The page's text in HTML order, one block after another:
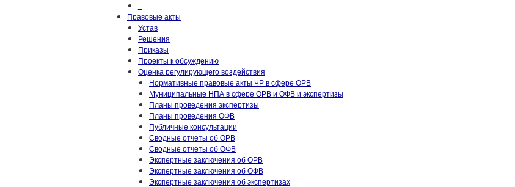
Правовые акты
Устав
Решения
Приказы
Проекты к обсуждению
Оценка регулирующего воздействия
Нормативные правовые акты ЧР в сфере ОРВ
Муниципальные НПА в сфере ОРВ и ОФВ и экспертизы
Планы проведения экспертизы
Планы проведения ОФВ
Публичные консультации
Сводные отчеты об ОРВ
Сводные отчеты об ОФВ
Экспертные заключения об ОРВ
Экспертные заключения об ОФВ
Экспертные заключения об экспертизах